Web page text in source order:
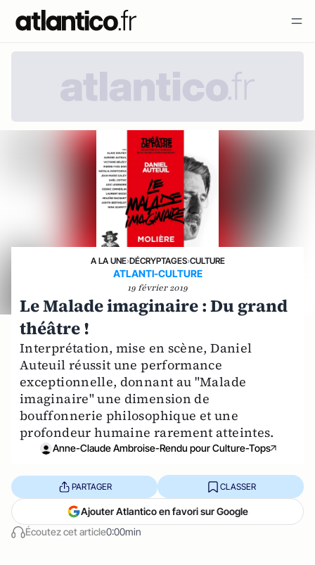
A LA UNE›DÉCRYPTAGES›CULTURE
ATLANTI-CULTURE
19 février 2019
Le Malade imaginaire : Du grand
théâtre !
Interprétation, mise en scène, Daniel
Auteuil réussit une performance
exceptionnelle, donnant au "Malade
imaginaire" une dimension de
bouffonnerie philosophique et une
profondeur humaine rarement atteintes.
Anne-Claude Ambroise-Rendu pour Culture-Tops
Écoutez cet article0:00min
PARTAGER CLASSER
Ajouter Atlantico en favori sur Google